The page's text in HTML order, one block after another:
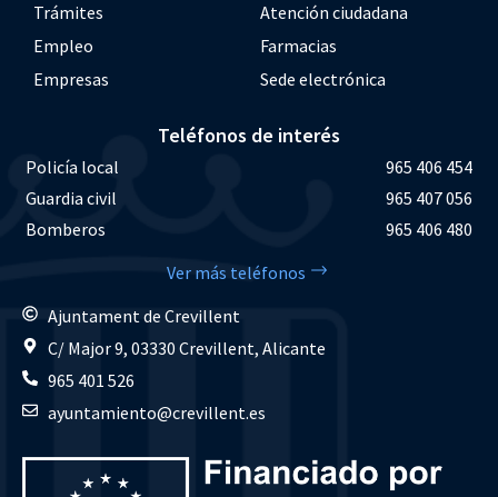
Trámites
Atención ciudadana
Empleo
Farmacias
Empresas
Sede electrónica
Teléfonos de interés
Policía local
965 406 454
Guardia civil
965 407 056
Bomberos
965 406 480
Ver más teléfonos
Ajuntament de Crevillent
C/ Major 9, 03330 Crevillent, Alicante
965 401 526
ayuntamiento@crevillent.es